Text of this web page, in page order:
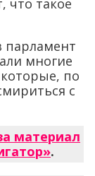
что такое
парламент
многие
по
с
материал
.